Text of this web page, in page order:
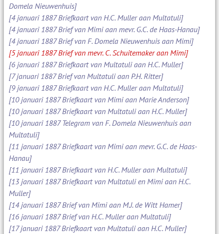
Domela Nieuwenhuis]
[4 januari 1887 Briefkaart van H.C. Muller aan Multatuli]
[4 januari 1887 Brief van Mimi aan mevr. G.C. de Haas-Hanau]
[4 januari 1887 Brief van F. Domela Nieuwenhuis aan Mimi]
[5 januari 1887 Brief van mevr. C. Schuitemaker aan Mimi]
[6 januari 1887 Briefkaart van Multatuli aan H.C. Muller]
[7 januari 1887 Brief van Multatuli aan P.H. Ritter]
[9 januari 1887 Briefkaart van H.C. Muller aan Multatuli]
[10 januari 1887 Briefkaart van Mimi aan Marie Anderson]
[10 januari 1887 Briefkaart van Multatuli aan H.C. Muller]
[10 januari 1887 Telegram van F. Domela Nieuwenhuis aan
Multatuli]
[11 januari 1887 Briefkaart van Mimi aan mevr. G.C. de Haas-
Hanau]
[11 januari 1887 Briefkaart van H.C. Muller aan Multatuli]
[13 januari 1887 Briefkaart van Multatuli en Mimi aan H.C.
Muller]
[14 januari 1887 Brief van Mimi aan M.J. de Witt Hamer]
[16 januari 1887 Brief van H.C. Muller aan Multatuli]
[17 januari 1887 Briefkaart van Multatuli aan H.C. Muller]